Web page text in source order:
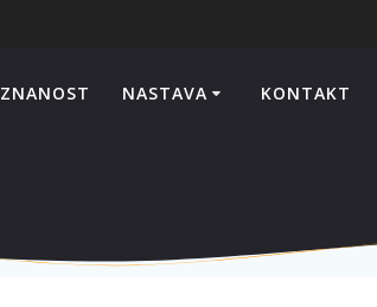
ZNANOST NASTAVA KONTAKT